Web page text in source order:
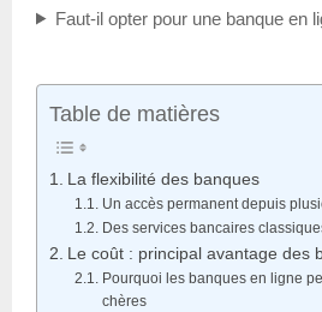
Faut-il opter pour une banque en
Table de matières
La flexibilité des banques
Un accès permanent depuis
Des services bancaires
Le coût : principal avantage des
Pourquoi les banques en ligne
chères